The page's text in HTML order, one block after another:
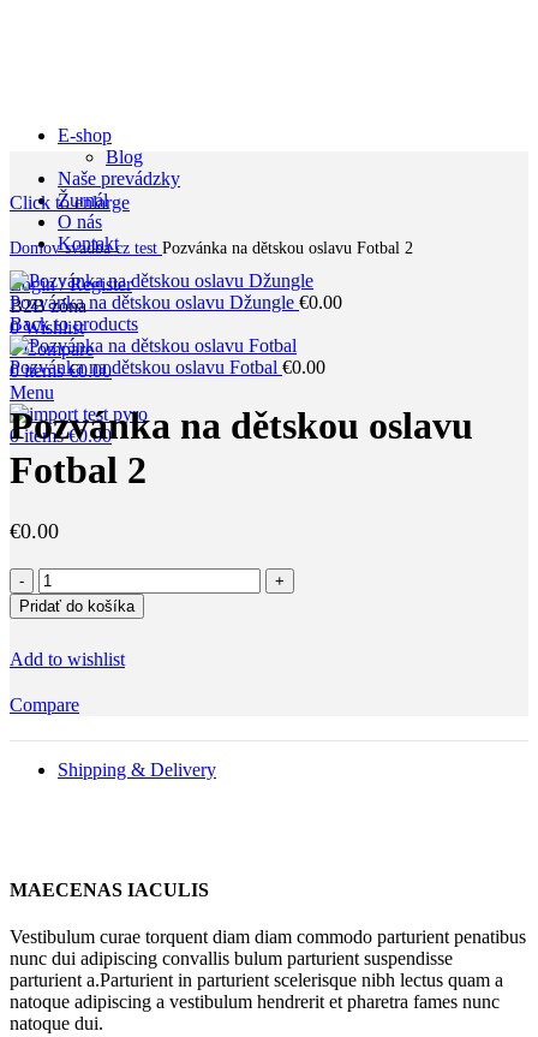
E-shop
Blog
Naše prevádzky
Žurnál
O nás
Kontakt
Login / Register
B2B zóna
0Wishlist
0 Compare
0items €0.00
Menu
0items €0.00
Click to enlarge
Domovsvadba cz test Pozvánka na dětskou oslavu Fotbal 2
Pozvánka na dětskou oslavu Džungle €0.00
Back to products
Pozvánka na dětskou oslavu Fotbal €0.00
Pozvánka na dětskou oslavu
Fotbal 2
€0.00
množstvo
Pozvánka
na
oslavu
2
Pridať do košíka
Add to wishlist
Compare
Shipping & Delivery
MAECENAS IACULIS
Vestibulum curae torquent diam diam commodo parturient penatibus
nunc dui adipiscing convallis bulum parturient suspendisse
parturient a.Parturient in parturient scelerisque nibh lectus quam a
natoque adipiscing a vestibulum hendrerit et pharetra fames nunc
natoque dui.